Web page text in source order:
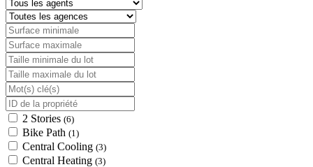
2 Stories (6)
Bike Path (1)
Central Cooling (3)
Central Heating (3)